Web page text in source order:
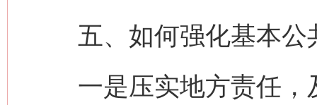
五、如何强化基本公
一是压实地方责任，